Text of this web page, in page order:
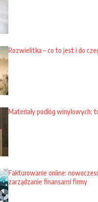
Rozwielitka – co to jest i do
Materiały podłóg winylowych:
Fakturowanie online:
zarządzanie finansami firmy